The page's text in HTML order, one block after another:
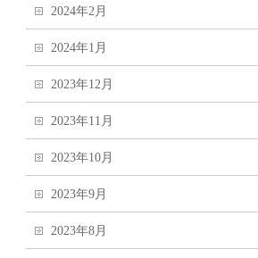
2024年2月
2024年1月
2023年12月
2023年11月
2023年10月
2023年9月
2023年8月